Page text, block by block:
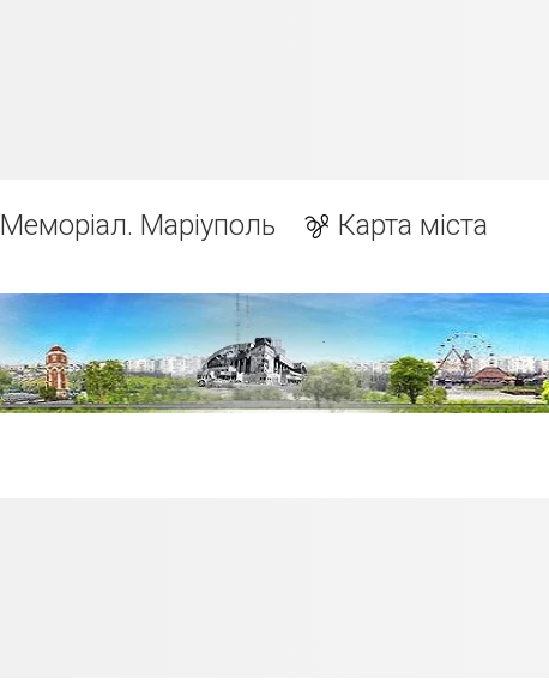
Меморіал. Маріуполь Карта міста